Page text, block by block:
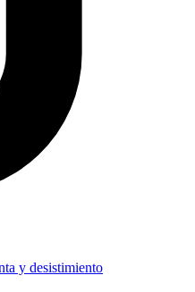
y desistimiento